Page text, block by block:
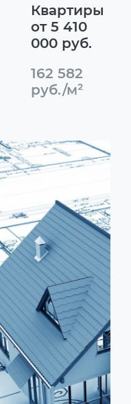
Квартиры
от 5 410
000 руб.
162 582
руб./м²